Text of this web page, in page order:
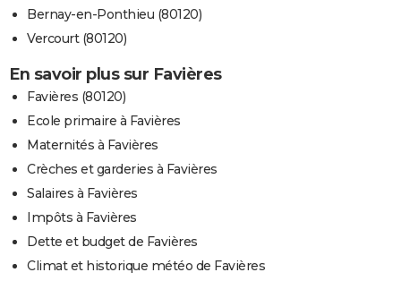
Bernay-en-Ponthieu (80120)
Vercourt (80120)
En savoir plus sur Favières
Favières (80120)
Ecole primaire à Favières
Maternités à Favières
Crèches et garderies à Favières
Salaires à Favières
Impôts à Favières
Dette et budget de Favières
Climat et historique météo de Favières